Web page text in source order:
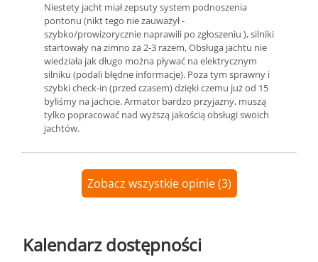
Niestety jacht miał zepsuty system podnoszenia
pontonu (nikt tego nie zauważył -
szybko/prowizorycznie naprawili po zgłoszeniu ), silniki
startowały na zimno za 2-3 razem, Obsługa jachtu nie
wiedziała jak długo można pływać na elektrycznym
silniku (podali błędne informacje). Poza tym sprawny i
szybki check-in (przed czasem) dzięki czemu już od 15
byliśmy na jachcie. Armator bardzo przyjazny, muszą
tylko popracować nad wyższą jakością obsługi swoich
jachtów.
Zobacz wszystkie opinie (3)
Kalendarz dostępności